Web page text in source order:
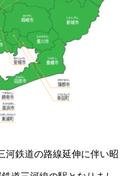
河鉄道の路線延伸に伴い昭